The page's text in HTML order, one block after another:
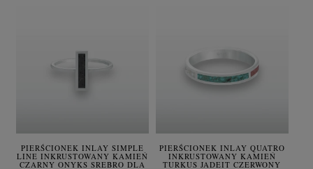
PIERŚCIONEK INLAY SIMPLE
LINE INKRUSTOWANY KAMIEŃ
CZARNY ONYKS SREBRO DLA
PIERŚCIONEK INLAY QUATRO
INKRUSTOWANY KAMIEŃ
TURKUS JADEIT CZERWONY